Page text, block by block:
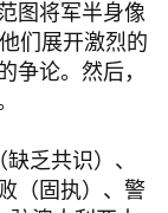
图将军半身像
们展开激烈的
争论。然后，
乏共识）、
（固执）、警